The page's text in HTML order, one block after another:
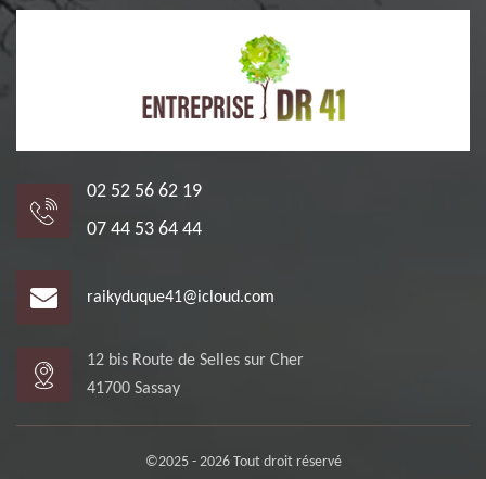
02 52 56 62 19
07 44 53 64 44
raikyduque41@icloud.com
12 bis Route de Selles sur Cher
41700 Sassay
©2025 - 2026 Tout droit réservé